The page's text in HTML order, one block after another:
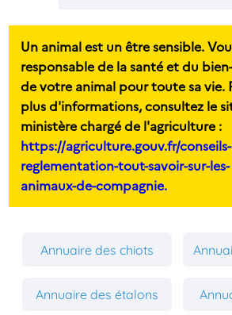
Un animal est un être sensible.
responsable de la santé et du
de votre animal pour toute sa vie.
plus d'informations, consultez le
ministère chargé de l'agriculture :
https://agriculture.gouv.fr/
reglementation-tout-savoir-sur-les-
animaux-de-compagnie.
Annuaire des chiots
Annuaire des étalons